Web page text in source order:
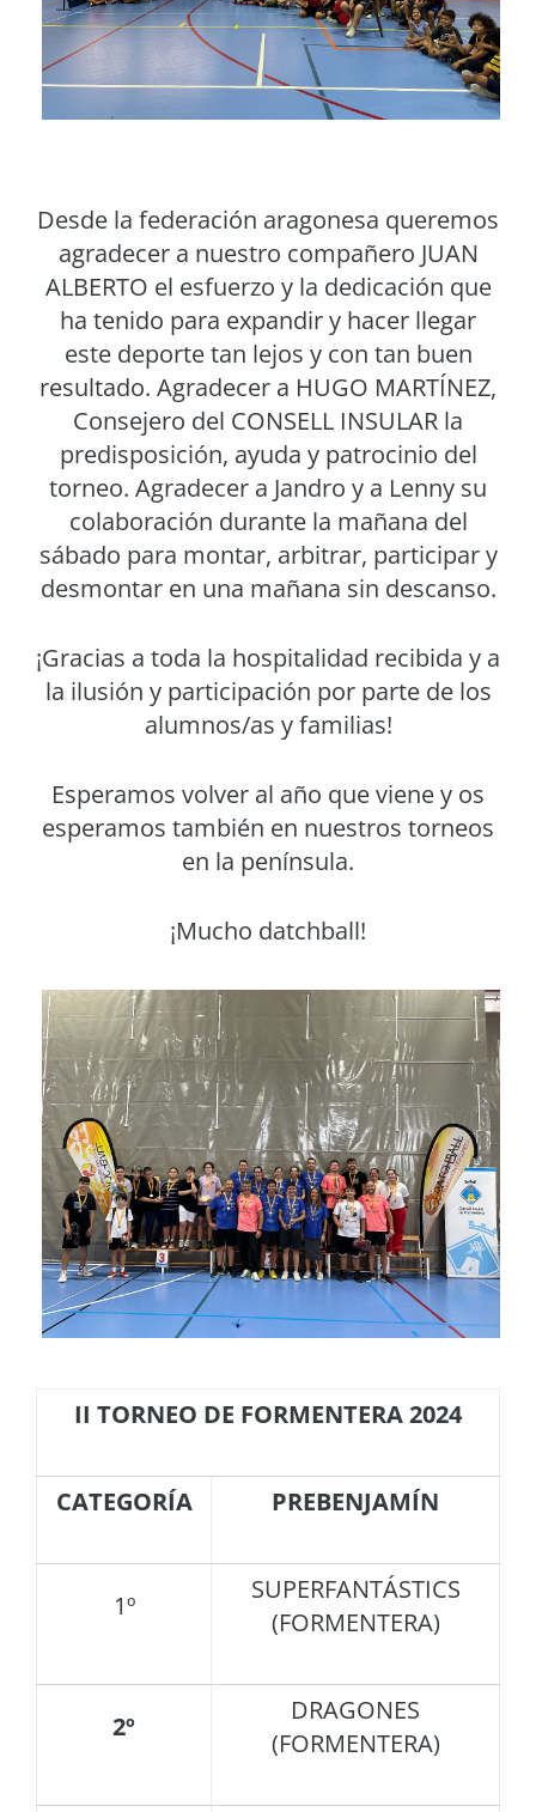
Desde la federación aragonesa queremos
agradecer a nuestro compañero JUAN
ALBERTO el esfuerzo y la dedicación que
ha tenido para expandir y hacer llegar
este deporte tan lejos y con tan buen
resultado. Agradecer a HUGO MARTÍNEZ,
Consejero del CONSELL INSULAR la
predisposición, ayuda y patrocinio del
torneo. Agradecer a Jandro y a Lenny su
colaboración durante la mañana del
sábado para montar, arbitrar, participar y
desmontar en una mañana sin descanso.
¡Gracias a toda la hospitalidad recibida y a
la ilusión y participación por parte de los
alumnos/as y familias!
Esperamos volver al año que viene y os
esperamos también en nuestros torneos
en la península.
¡Mucho datchball!
II TORNEO DE FORMENTERA 2024
CATEGORÍA PREBENJAMÍN
1º
SUPERFANTÁSTICS
(FORMENTERA)
2º
DRAGONES
(FORMENTERA)